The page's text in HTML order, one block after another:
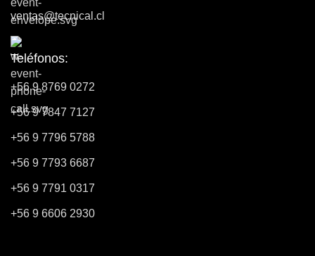
ventas@tecnical.cl
Teléfonos:
+56 9 8769 0272
+56 9 7847 7127
+56 9 7796 5788
+56 9 7793 6687
+56 9 7791 0317
+56 9 6606 2930